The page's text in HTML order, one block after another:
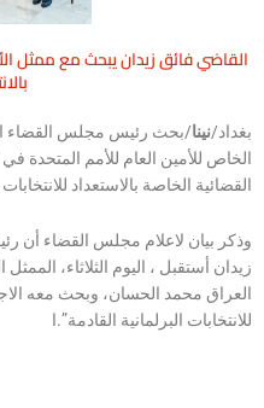
القاضي فائق زيدان يبحث مع ممثل
بغداد/نينا/بحث رئيس مجلس القضاء
الخاص للأمين العام للأمم المتحدة
القضائية الخاصة بالاستعداد للانتخابات
وذكر بيان لاعلام مجلس القضاء أن
زيدان أستقبل ، اليوم الثلاثاء،
العراق محمد الحسان، وبحث معه
للانتخابات البرلمانية القادمة”.ا